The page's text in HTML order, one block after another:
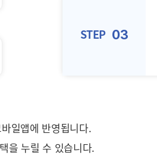
STEP 03
일앱에 반영됩니다.
을 누릴 수 있습니다.